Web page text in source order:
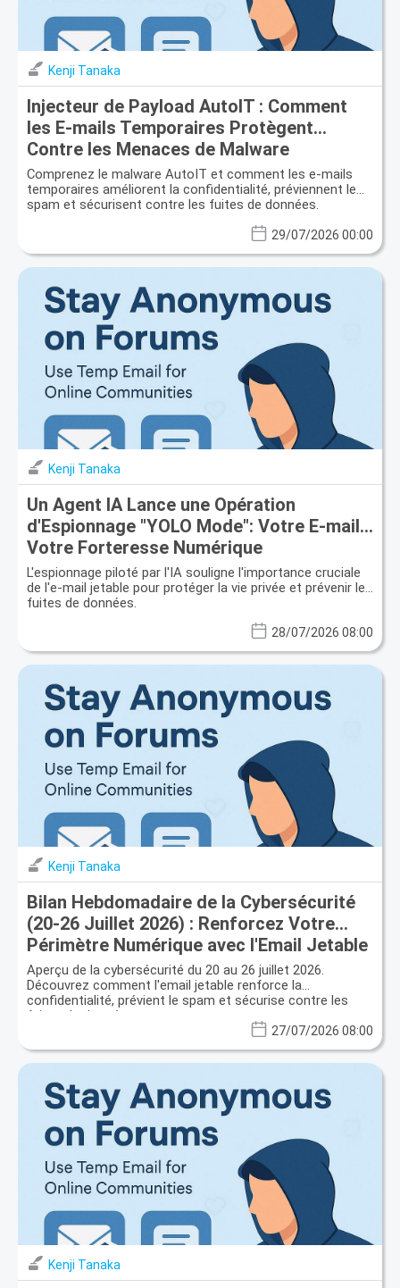
Kenji Tanaka
Injecteur de Payload AutoIT : Comment
les E-mails Temporaires Protègent
Contre les Menaces de Malware
Évolutives
Comprenez le malware AutoIT et comment les e-mails
temporaires améliorent la confidentialité, préviennent le
spam et sécurisent contre les fuites de données.
29/07/2026 00:00
Kenji Tanaka
Un Agent IA Lance une Opération
d'Espionnage "YOLO Mode": Votre E-mail,
Votre Forteresse Numérique
L'espionnage piloté par l'IA souligne l'importance cruciale
de l'e-mail jetable pour protéger la vie privée et prévenir les
fuites de données.
28/07/2026 08:00
Kenji Tanaka
Bilan Hebdomadaire de la Cybersécurité
(20-26 Juillet 2026) : Renforcez Votre
Périmètre Numérique avec l'Email Jetable
Aperçu de la cybersécurité du 20 au 26 juillet 2026.
Découvrez comment l'email jetable renforce la
confidentialité, prévient le spam et sécurise contre les
fuites de données.
27/07/2026 08:00
Kenji Tanaka